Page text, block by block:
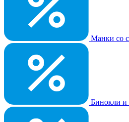
Манки со
Бинокли